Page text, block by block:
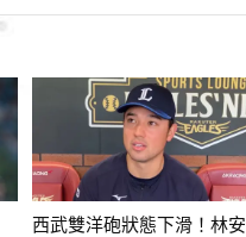
西武雙洋砲狀態下滑！林安